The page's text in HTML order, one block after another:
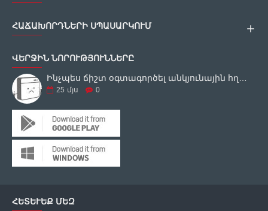
ՀԱՃԱԽՈՐԴՆԵՐԻ ՍՊԱՍԱՐԿՈՒՄ
ՎԵՐՋԻՆ ՆՈՐՈՒԹՅՈՒՆՆԵՐԸ
25 մյս 0
ՀԵՏԵՒԵՔ ՄԵԶ